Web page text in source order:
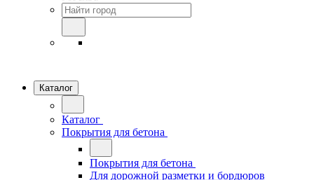
Каталог
Каталог
Покрытия для бетона
Покрытия для бетона
Для дорожной разметки и бордюров